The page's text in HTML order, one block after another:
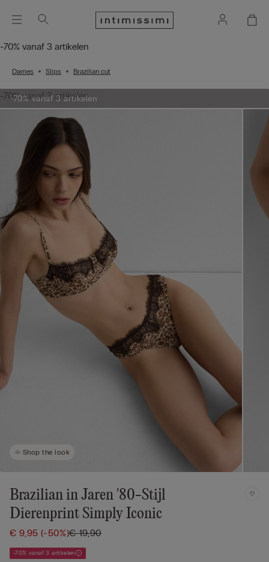
-70% vanaf 3 artikelen
Dames Slips Brazilian cut
-70% vanaf 3 artikelen
-70% vanaf 3 artikelen
Shop the look
Brazilian in Jaren '80-Stijl
Dierenprint Simply Iconic
€ 9,95(-50%)€ 19,90
-70% vanaf 3 artikelen